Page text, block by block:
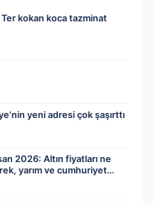
Ter kokan koca tazminat
yeni adresi çok şaşırttı
2026: Altın fiyatları ne
yarım ve cumhuriyet